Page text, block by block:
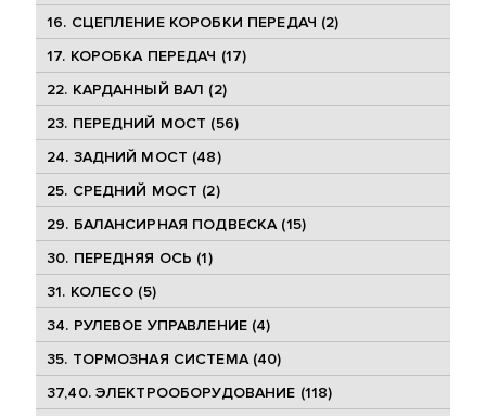
16. СЦЕПЛЕНИЕ КОРОБКИ ПЕРЕДАЧ (2)
17. КОРОБКА ПЕРЕДАЧ (17)
22. КАРДАННЫЙ ВАЛ (2)
23. ПЕРЕДНИЙ МОСТ (56)
24. ЗАДНИЙ МОСТ (48)
25. CРЕДНИЙ МОСТ (2)
29. БАЛАНСИРНАЯ ПОДВЕСКА (15)
30. ПЕРЕДНЯЯ ОСЬ (1)
31. КОЛЕСО (5)
34. РУЛЕВОЕ УПРАВЛЕНИЕ (4)
35. ТОРМОЗНАЯ СИСТЕМА (40)
37,40. ЭЛЕКТРООБОРУДОВАНИЕ (118)